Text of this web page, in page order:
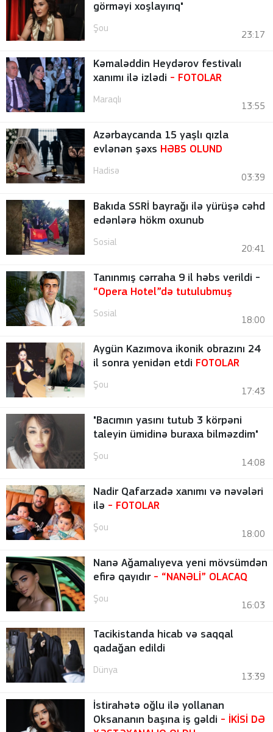
görməyi xoşlayırıq"
Şou
23:17
Kəmaləddin Heydərov festivalı
xanımı ilə izlədi - FOTOLAR
Maraqlı
13:55
Azərbaycanda 15 yaşlı qızla
evlənən şəxs HƏBS OLUND
Hadisə
03:39
Bakıda SSRİ bayrağı ilə yürüşə cəhd
edənlərə hökm oxunub
Sosial
20:41
Tanınmış cərraha 9 il həbs verildi -
“Opera Hotel”də tutulubmuş
Sosial
18:00
Aygün Kazımova ikonik obrazını 24
il sonra yenidən etdi FOTOLAR
Şou
17:43
"Bacımın yasını tutub 3 körpəni
taleyin ümidinə buraxa bilməzdim"
Şou
14:08
Nadir Qafarzadə xanımı və nəvələri
ilə - FOTOLAR
Şou
18:00
Nanə Ağamalıyeva yeni mövsümdən
efirə qayıdır - “NANƏLİ” OLACAQ
Şou
16:03
Tacikistanda hicab və saqqal
qadağan edildi
Dünya
13:39
İstirahətə oğlu ilə yollanan
Oksananın başına iş gəldi - İKİSİ DƏ